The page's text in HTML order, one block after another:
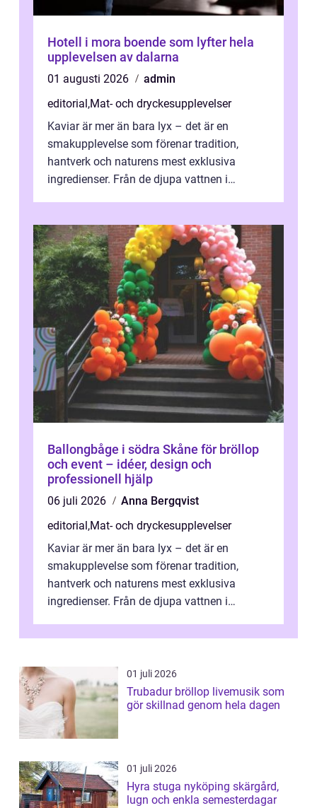
Hotell i mora boende som lyfter hela
upplevelsen av dalarna
01 augusti 2026
admin
editorial,Mat- och dryckesupplevelser
Kaviar är mer än bara lyx – det är en
smakupplevelse som förenar tradition,
hantverk och naturens mest exklusiva
ingredienser. Från de djupa vattnen i
Ballongbåge i södra Skåne för bröllop
och event – idéer, design och
professionell hjälp
06 juli 2026
Anna Bergqvist
editorial,Mat- och dryckesupplevelser
Kaviar är mer än bara lyx – det är en
smakupplevelse som förenar tradition,
hantverk och naturens mest exklusiva
ingredienser. Från de djupa vattnen i
01 juli 2026
Trubadur bröllop livemusik som
gör skillnad genom hela dagen
01 juli 2026
Hyra stuga nyköping skärgård,
lugn och enkla semesterdagar